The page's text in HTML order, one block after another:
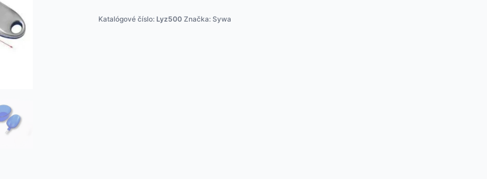
500g/0,1g
Katalógové číslo: Lyz500 Značka: Sywa